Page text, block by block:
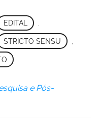
EDITAL
STRICTO SENSU
e Pós-